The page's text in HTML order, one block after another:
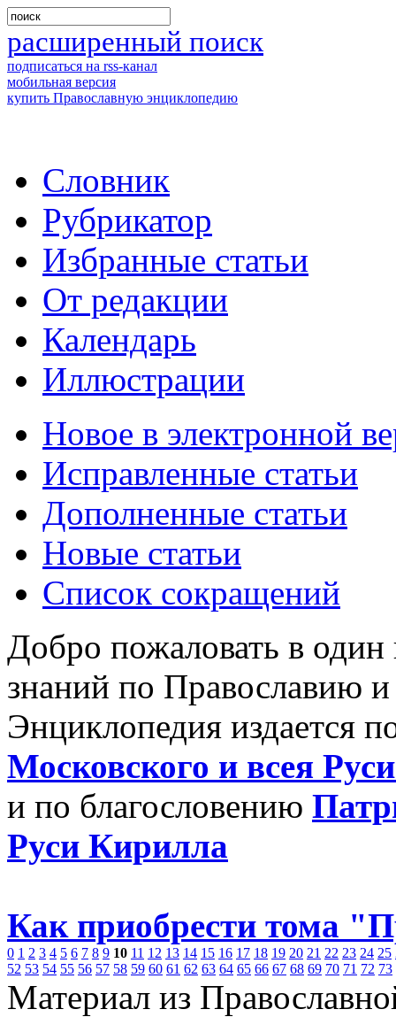
расширенный поиск
подписаться на rss-канал
мобильная версия
купить Православную энциклопедию
Словник
Рубрикатор
Избранные статьи
От редакции
Календарь
Иллюстрации
Новое в электронной
Исправленные статьи
Дополненные статьи
Новые статьи
Список сокращений
Добро пожаловать в
знаний по Православию
Энциклопедия издается
Московского и всея
и по благословению
Руси Кирилла
Как приобрести тома
0 1 2 3 4 5 6 7 8 9 10 11 12 13 14 15 16 17 18 19 20 21 22 23 24 25
52 53 54 55 56 57 58 59 60 61 62 63 64 65 66 67 68 69 70 71 72 73
Материал из